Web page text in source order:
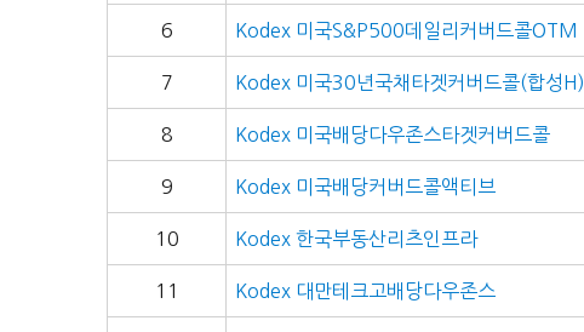
6 Kodex 미국S&P500데일리커버드콜OTM
7 Kodex 미국30년국채타겟커버드콜(합성H)
8 Kodex 미국배당다우존스타겟커버드콜
9 Kodex 미국배당커버드콜액티브
10 Kodex 한국부동산리츠인프라
11 Kodex 대만테크고배당다우존스